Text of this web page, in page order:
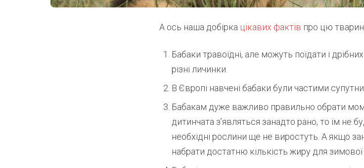
А ось наша добірка цікавих фактів про цю
Бабаки травоїдні, але можуть поїдати і
різні личинки.
В Європі навчені бабаки були частими
Бабакам дуже важливо правильно обрати
дитинчата з’являться занадто рано, то їм не
необхідні рослини ще не виростуть. А якщо
набрати достатню кількість жиру для зимової